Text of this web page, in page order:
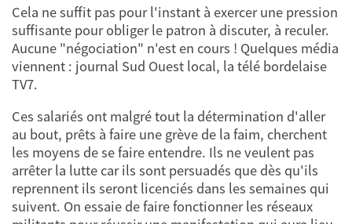
Cela ne suffit pas pour l'instant à exercer une pression
suffisante pour obliger le patron à discuter, à reculer.
Aucune "négociation" n'est en cours ! Quelques média
viennent : journal Sud Ouest local, la télé bordelaise
TV7.
Ces salariés ont malgré tout la détermination d'aller
au bout, prêts à faire une grève de la faim, cherchent
les moyens de se faire entendre. Ils ne veulent pas
arrêter la lutte car ils sont persuadés que dès qu'ils
reprennent ils seront licenciés dans les semaines qui
suivent. On essaie de faire fonctionner les réseaux